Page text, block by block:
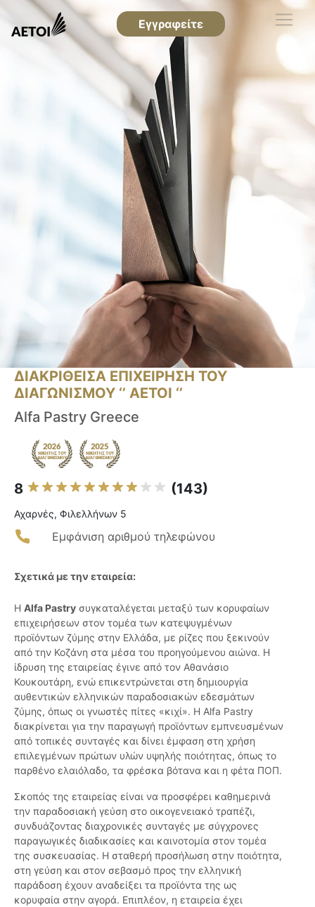
Εγγραφείτε
ΔΙΑΚΡΙΘΕΙΣΑ ΕΠΙΧΕΙΡΗΣΗ ΤΟΥ
ΔΙΑΓΩΝΙΣΜΟΥ ‘’ ΑΕΤΟΙ ‘’
Alfa Pastry Greece
8 (143)
Αχαρνές, Φιλελλήνων 5
Εμφάνιση αριθμού τηλεφώνου
Σχετικά με την εταιρεία:
Η Alfa Pastry συγκαταλέγεται μεταξύ των κορυφαίων
επιχειρήσεων στον τομέα των κατεψυγμένων
προϊόντων ζύμης στην Ελλάδα, με ρίζες που ξεκινούν
από την Κοζάνη στα μέσα του προηγούμενου αιώνα. Η
ίδρυση της εταιρείας έγινε από τον Αθανάσιο
Κουκουτάρη, ενώ επικεντρώνεται στη δημιουργία
αυθεντικών ελληνικών παραδοσιακών εδεσμάτων
ζύμης, όπως οι γνωστές πίτες «κιχί». Η Alfa Pastry
διακρίνεται για την παραγωγή προϊόντων εμπνευσμένων
από τοπικές συνταγές και δίνει έμφαση στη χρήση
επιλεγμένων πρώτων υλών υψηλής ποιότητας, όπως το
παρθένο ελαιόλαδο, τα φρέσκα βότανα και η φέτα ΠΟΠ.
Σκοπός της εταιρείας είναι να προσφέρει καθημερινά
την παραδοσιακή γεύση στο οικογενειακό τραπέζι,
συνδυάζοντας διαχρονικές συνταγές με σύγχρονες
παραγωγικές διαδικασίες και καινοτομία στον τομέα
της συσκευασίας. Η σταθερή προσήλωση στην ποιότητα,
στη γεύση και στον σεβασμό προς την ελληνική
παράδοση έχουν αναδείξει τα προϊόντα της ως
κορυφαία στην αγορά. Επιπλέον, η εταιρεία έχει